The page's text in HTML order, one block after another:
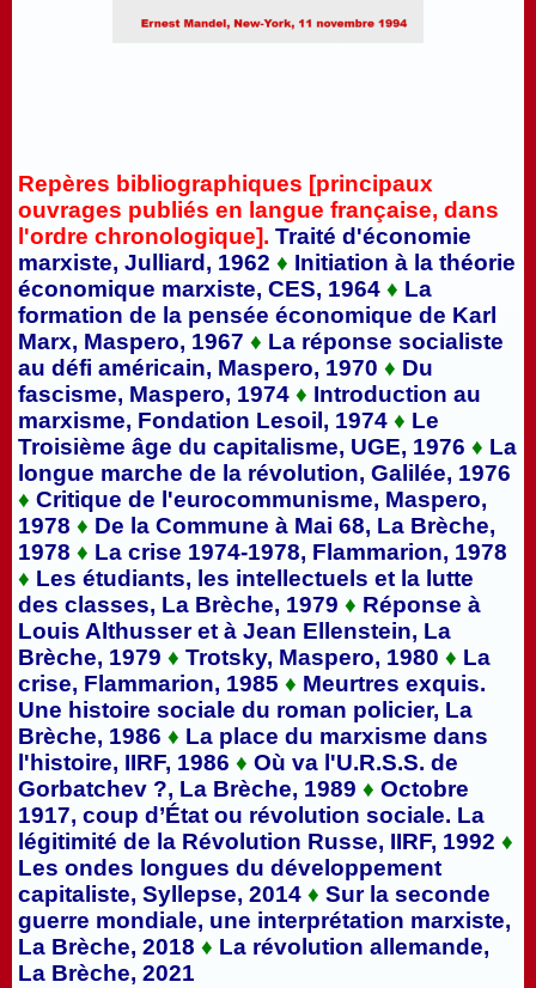
Repères bibliographiques [principaux
ouvrages publiés en langue française, dans
l'ordre chronologique]. Traité d'économie
marxiste, Julliard, 1962 ♦ Initiation à la théorie
économique marxiste, CES, 1964 ♦ La
formation de la pensée économique de Karl
Marx, Maspero, 1967 ♦ La réponse socialiste
au défi américain, Maspero, 1970 ♦ Du
fascisme, Maspero, 1974 ♦ Introduction au
marxisme, Fondation Lesoil, 1974 ♦ Le
Troisième âge du capitalisme, UGE, 1976 ♦ La
longue marche de la révolution, Galilée, 1976
♦ Critique de l'eurocommunisme, Maspero,
1978 ♦ De la Commune à Mai 68, La Brèche,
1978 ♦ La crise 1974-1978, Flammarion, 1978
♦ Les étudiants, les intellectuels et la lutte
des classes, La Brèche, 1979 ♦ Réponse à
Louis Althusser et à Jean Ellenstein, La
Brèche, 1979 ♦ Trotsky, Maspero, 1980 ♦ La
crise, Flammarion, 1985 ♦ Meurtres exquis.
Une histoire sociale du roman policier, La
Brèche, 1986 ♦ La place du marxisme dans
l'histoire, IIRF, 1986 ♦ Où va l'U.R.S.S. de
Gorbatchev ?, La Brèche, 1989 ♦ Octobre
1917, coup d’État ou révolution sociale. La
légitimité de la Révolution Russe, IIRF, 1992 ♦
Les ondes longues du développement
capitaliste, Syllepse, 2014 ♦ Sur la seconde
guerre mondiale, une interprétation marxiste,
La Brèche, 2018 ♦ La révolution allemande,
La Brèche, 2021